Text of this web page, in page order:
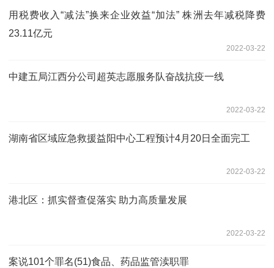
用税费收入“减法”换来企业效益“加法” 株洲去年减税降费
23.11亿元
2022-03-22
中建五局江西分公司超英志愿服务队奋战抗疫一线
2022-03-22
湖南省区域应急救援益阳中心工程预计4月20日全面完工
2022-03-22
港北区：抓实督查促落实 助力高质量发展
2022-03-22
案说101个罪名(51)食品、药品监管渎职罪